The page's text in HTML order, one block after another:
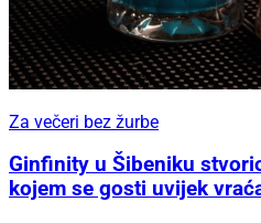
Za večeri bez žurbe
Ginfinity u Šibeniku
kojem se gosti uvijek